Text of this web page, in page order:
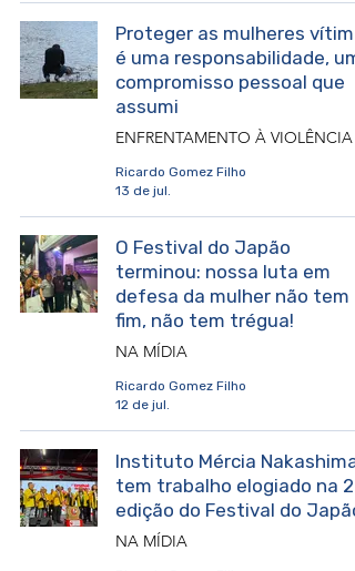
Proteger as mulheres
é uma responsabilidade, um
compromisso pessoal que
assumi
Ricardo Gomez Filho
13 de jul.
O Festival do Japão
terminou: nossa luta em
defesa da mulher não tem
fim, não tem trégua!
NA MÍDIA
Ricardo Gomez Filho
12 de jul.
Instituto Mércia Nakashima
tem trabalho elogiado na
edição do Festival do Japão
NA MÍDIA